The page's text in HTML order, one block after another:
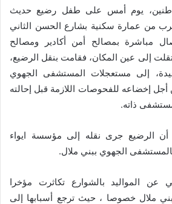
يوم أمس على طفل رضيع حديث
من عمارة سكنية بشارع الحسن الثاني
مباشرة بمصالح أمن أكادير ومصالح
إلى عين المكان، فقامت بنقل الرضيع،
إلى مستعجلات المستشفى الجهوي
أجل إخضاعه للفحوصات اللازمة قبل إحالته
ذاته.
الرضيع جرى نقله إلى مؤسسة ايواء
الجهوي ببني ملال.
عن المواليد بالشوارع تكاثرت مؤخرا
ملال خصوصا ، حيث ترجع أسبابها إلى